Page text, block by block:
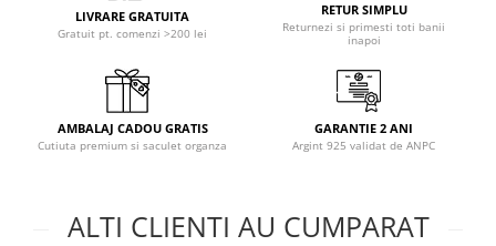
LIVRARE GRATUITA
Gratuit pt. comenzi >200 lei
RETUR SIMPLU
Returnezi si primesti toti banii
inapoi
AMBALAJ CADOU GRATIS
Cutiuta premium si saculet organza
GARANTIE 2 ANI
Argint 925 validat de ANPC
ALTI CLIENTI AU CUMPARAT